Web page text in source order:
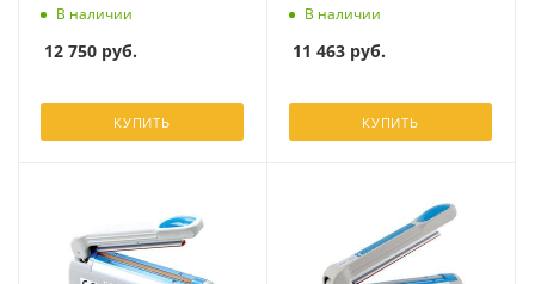
В наличии
12 750 руб.
КУПИТЬ
В наличии
11 463 руб.
КУПИТЬ